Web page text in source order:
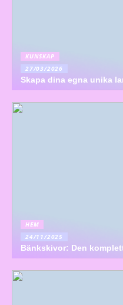
KUNSKAP
27/03/2026
Skapa dina egna unika
HEM
24/11/2025
Bänkskivor: Den